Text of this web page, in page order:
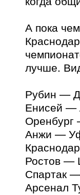
А пока
лучше.
Рубин —
Енисей —
Оренбург
Анжи —
Ростов —
Спартак
Арсенал